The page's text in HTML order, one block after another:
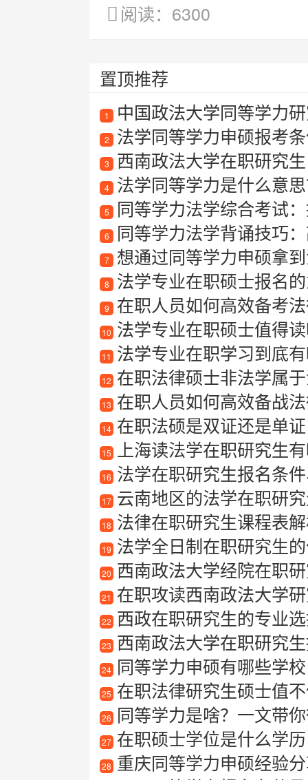
阅读：6300
置顶推荐
1 中国政法大学同等学力
2 法学同等学力申硕报考
3 西南政法大学在职研究生
4 法学同等学力是什么意
5 同等学力法学综合考试
6 同等学力法学背诵技巧
7 想通过同等学力申硕拿到法学
8 法学专业在职硕士报名
9 在职人员如何高效备考
10 法学专业在职硕士值得读吗？
11 法学专业在职学习到底
12 在职法律硕士非法学属
13 在职人员如何高效备战法律
14 在职法硕是双证还是单证
15 上海读法学在职研究生有哪
16 法学在职研究生报名条
17 云南地区的法学在职研究
18 法律在职研究生课程表解
19 法学全日制在职研究生
20 西南政法大学经院在职
21 在职攻读西南政法大学研究
22 西政在职研究生的专业
23 西南政法大学在职研究
24 同等学力申硕有哪些学校
25 在职法律研究生硕士值
26 同等学力是啥？一文带
27 在职硕士学位是什么学历
28 重庆同等学力申硕经验